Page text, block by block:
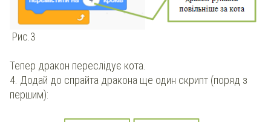
Рис.3
Тепер дракон переслідує кота.
4. Додай до спрайта дракона ще один скрипт (поряд з
першим):